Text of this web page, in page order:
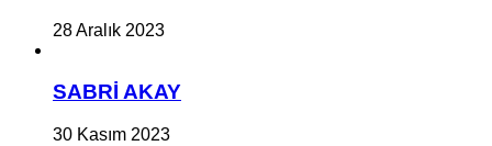
28 Aralık 2023
SABRİ AKAY
30 Kasım 2023